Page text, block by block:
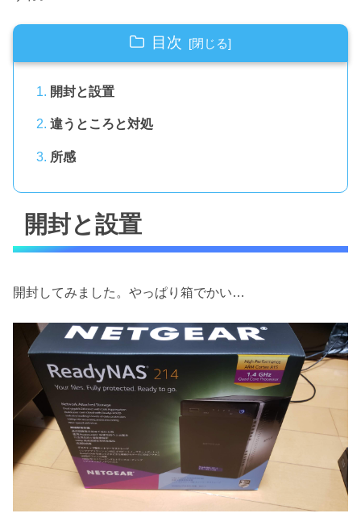
目次
開封と設置
違うところと対処
所感
開封と設置
開封してみました。やっぱり箱でかい…